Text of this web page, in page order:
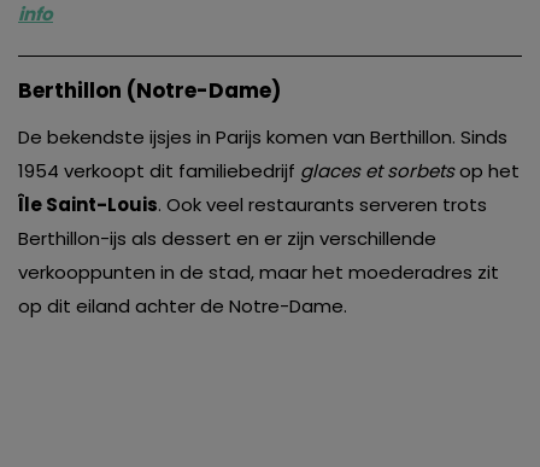
info
Berthillon (Notre-Dame)
De bekendste ijsjes in Parijs komen van Berthillon. Sinds
1954 verkoopt dit familiebedrijf glaces et sorbetsop het
Île Saint-Louis. Ook veel restaurants serveren trots
Berthillon-ijs als dessert en er zijn verschillende
verkooppunten in de stad, maar het moederadres zit
op dit eiland achter de Notre-Dame.